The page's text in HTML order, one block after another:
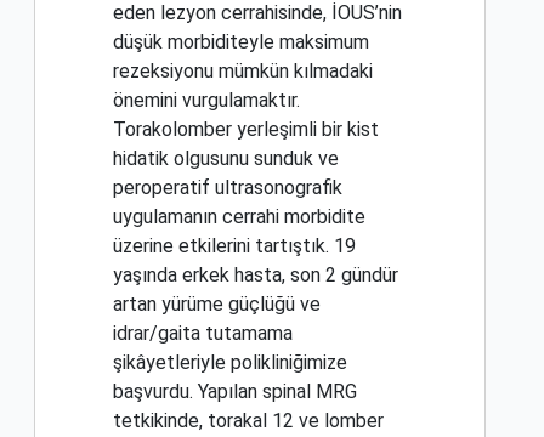
eden lezyon cerrahisinde, İOUS’nin
düşük morbiditeyle maksimum
rezeksiyonu mümkün kılmadaki
önemini vurgulamaktır.
Torakolomber yerleşimli bir kist
hidatik olgusunu sunduk ve
peroperatif ultrasonografik
uygulamanın cerrahi morbidite
üzerine etkilerini tartıştık. 19
yaşında erkek hasta, son 2 gündür
artan yürüme güçlüğü ve
idrar/gaita tutamama
şikâyetleriyle polikliniğimize
başvurdu. Yapılan spinal MRG
tetkikinde, torakal 12 ve lomber